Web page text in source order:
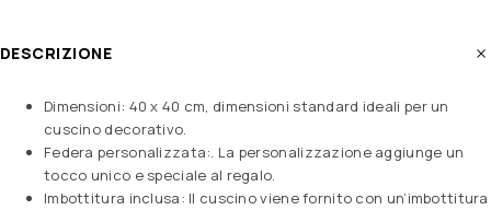
DESCRIZIONE
Dimensioni: 40 x 40 cm, dimensioni standard ideali per un
cuscino decorativo.
Federa personalizzata:. La personalizzazione aggiunge un
tocco unico e speciale al regalo.
Imbottitura inclusa: Il cuscino viene fornito con un’imbottitura